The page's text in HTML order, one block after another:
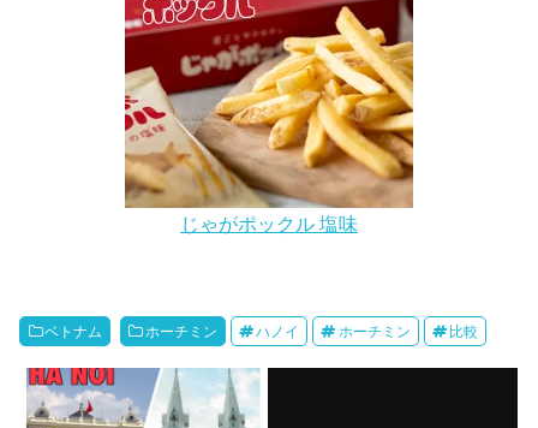
じゃがポックル 塩味
ベトナム ホーチミン ハノイ ホーチミン 比較